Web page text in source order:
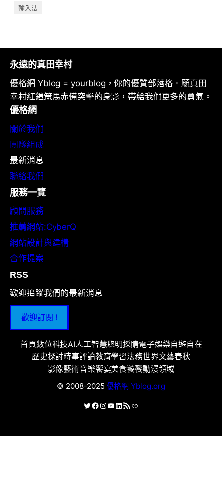
輸入法
永遠的真田幸村
優格網 Yblog = yourblog，你的優質部落格。願真田
幸村紅鎧策馬赤備突擊的身影，帶給我們更多的勇氣。
優格網
關於我們
團隊組成
最新消息
聯絡我們
服務一覽
顧問服務
推薦網站:CyberQ
網站設計與建構
合作提案
RSS
歡迎追蹤我們的最新消息
歡迎訂閱 !
首頁數位科技AI人工智慧聰明採購電子娛樂自遊自在
歷史探討時事評論教育學習法務世界文藝春秋
影像藝術音樂饗宴美食饕餮動漫領域
© 2008-2025 優格網 Yblog.org
X Facebook
Instagram
YouTube
LinkedIn
RSS 資訊提供連結